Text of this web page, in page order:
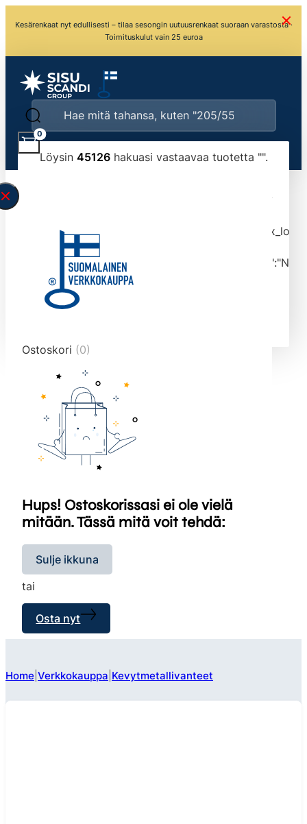
Kesärenkaat nyt edullisesti – tilaa sesongin uutuusrenkaat suoraan varastosta ·
Toimituskulut vain 25 euroa
Löysin 45126hakuasi vastaavaa tuotetta "".
typed the search query correctly.<br>Currently
tmlmvi","meta_query":
data-original-query-vars="[]" data-page="1"
data-max-pages="4513" data-start="1" data-
end="10">
0
Ostoskori (0)
Hups! Ostoskorissasi ei ole vielä
mitään. Tässä mitä voit tehdä:
Sulje ikkuna
tai
Osta nyt
Home Verkkokauppa Kevytmetallivanteet